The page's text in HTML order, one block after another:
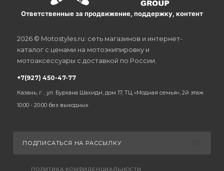
Ответственные за продвижение, поддержку, контент
2026 © Motostyles.ru: сеть магазинов и интернет-
каталог с ценами на мотоэкипировку и
мотоаксессуары с доставкой по России.
+7(927) 450-47-77
Казань, г. , ул. Бурхана Шахиди, дом 17, ТЦ «Модная семья», 2й этаж
10:00 - 20:00 без выходных
ПОДПИСАТЬСЯ НА РАССЫЛКУ
ПОЛИТИКА КОНФИДЕНЦИАЛЬНОСТИ